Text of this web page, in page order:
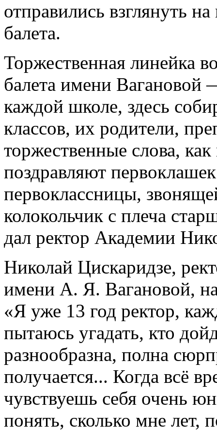
отправились взглянуть
балета.
Торжественная линейка
балета имени Вагановой
каждой школе, здесь
классов, их родители,
торжественные слова,
поздравляют
первоклассницы,
колокольчик с плеча
дал ректор Академии
Николай Цискаридзе,
имени А. Я. Вагановой,
«Я уже 13 год ректор,
пытаюсь угадать, кто
разнообразна, полна
получается... Когда всё
чувствуешь себя очень
понять, сколько мне лет,